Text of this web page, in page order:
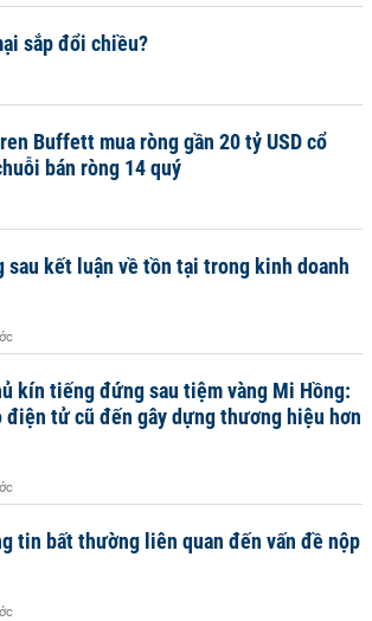
sắp đổi chiều?
Buffett mua ròng gần 20 tỷ USD cổ
bán ròng 14 quý
sau kết luận về tồn tại trong kinh doanh
kín tiếng đứng sau tiệm vàng Mi Hồng:
điện tử cũ đến gây dựng thương hiệu hơn
tin bất thường liên quan đến vấn đề nộp